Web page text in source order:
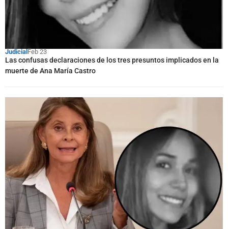
JudicialFeb 23
Las confusas declaraciones de los tres presuntos implicados en la
muerte de Ana María Castro